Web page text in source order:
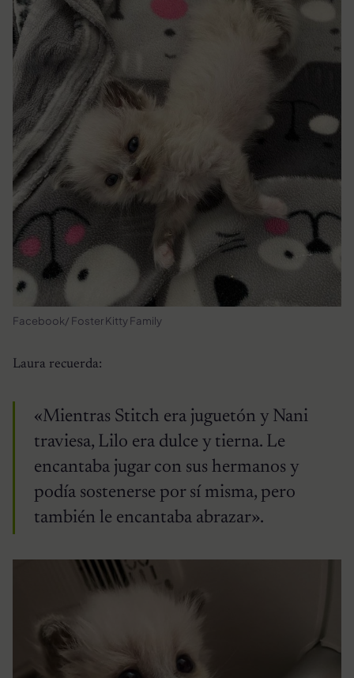
Facebook/ Foster Kitty Family
Laura recuerda:
«Mientras Stitch era juguetón y Nani
traviesa, Lilo era dulce y tierna. Le
encantaba jugar con sus hermanos y
podía sostenerse por sí misma, pero
también le encantaba abrazar».